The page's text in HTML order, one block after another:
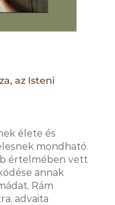
az Isteni
élete és
mondható.
értelmében vett
annak
Rám
advaita